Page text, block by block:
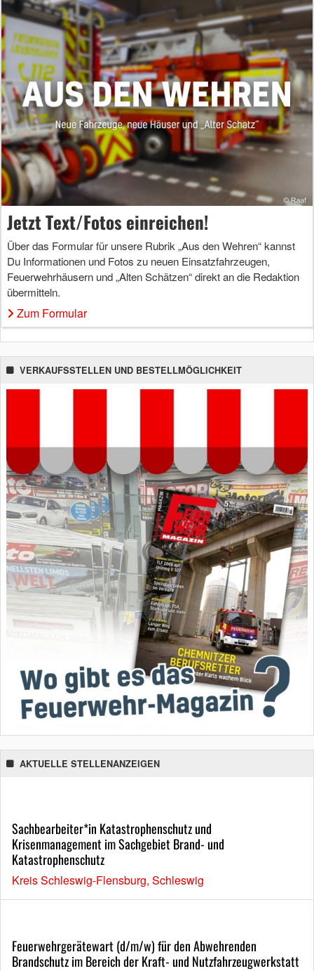
Jetzt Text/Fotos einreichen!
Über das Formular für unsere Rubrik „Aus den Wehren“ kannst
Du Informationen und Fotos zu neuen Einsatzfahrzeugen,
Feuerwehrhäusern und „Alten Schätzen“ direkt an die Redaktion
übermitteln.
Zum Formular
VERKAUFSSTELLEN UND BESTELLMÖGLICHKEIT
AKTUELLE STELLENANZEIGEN
Sachbearbeiter*in Katastrophenschutz und
Krisenmanagement im Sachgebiet Brand- und
Katastrophenschutz
Kreis Schleswig-Flensburg, Schleswig
Feuerwehrgerätewart (d/m/w) für den Abwehrenden
Brandschutz im Bereich der Kraft- und Nutzfahrzeugwerkstatt